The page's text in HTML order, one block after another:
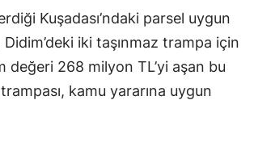
Kuşadası’ndaki parsel uygun
iki taşınmaz trampa için
değeri 268 milyon TL’yi aşan bu
kamu yararına uygun